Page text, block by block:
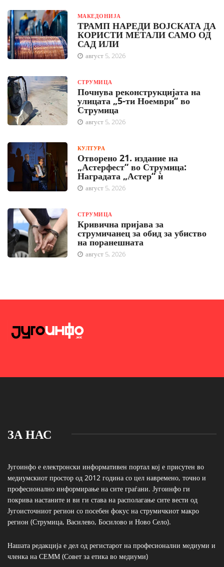
МАКЕДОНИЈА
ТРАМП НАРЕДИ ВОЈСКАТА ДА
КОРИСТИ МЕТАЛИ САМО ОД
САД ИЛИ
август 5, 2026
СТРУМИЦА
Почнува реконструкцијата на
улицата „5-ти Ноември“ во
Струмица
август 5, 2026
КУЛТУРА
Отворено 21. издание на
„Астерфест“ во Струмица:
Наградата „Астер“ ѝ
август 5, 2026
СТРУМИЦА
Кривична пријава за
струмичанец за обид за убиство
на поранешната
август 5, 2026
ЗА НАС
Југоинфо е електронски информативен портал кој е присутен во
медиумскиот простор од 2012 година со цел навремено, точно и
професионално информирање на сите граѓани. Југоинфо ги
покрива настаните и ви ги става на располагање сите вести од
Југоисточниот регион со посебен фокус на струмичкиот макро
регион (Струмица, Василево, Босилово и Ново Село).
Нашата редакција е дел од регистарот на професионални медиуми и
членка на СЕММ (Совет за етика во медиуми)